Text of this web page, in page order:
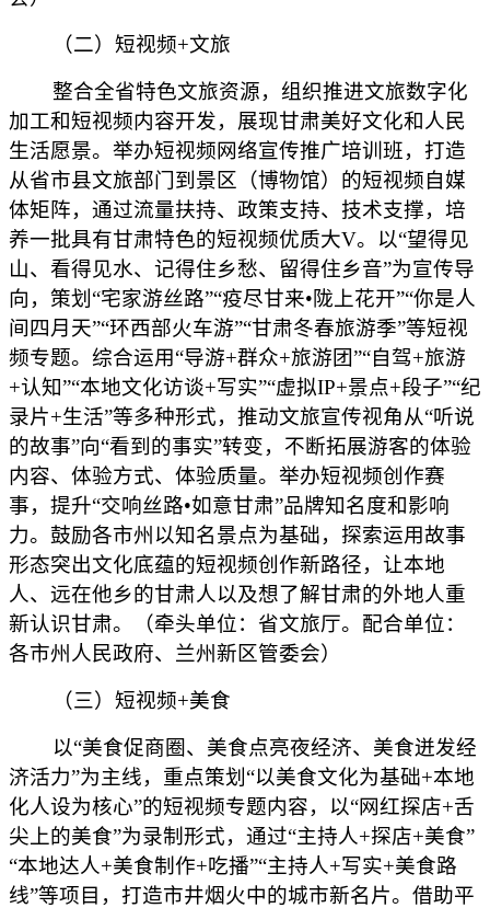
（二）短视频+文旅
整合全省特色文旅资源，组织推进文旅数字化
加工和短视频内容开发，展现甘肃美好文化和人民
生活愿景。举办短视频网络宣传推广培训班，打造
从省市县文旅部门到景区（博物馆）的短视频自媒
体矩阵，通过流量扶持、政策支持、技术支撑，培
养一批具有甘肃特色的短视频优质大V。以“望得见
山、看得见水、记得住乡愁、留得住乡音”为宣传导
向，策划“宅家游丝路”“疫尽甘来•陇上花开”“你是人
间四月天”“环西部火车游”“甘肃冬春旅游季”等短视
频专题。综合运用“导游+群众+旅游团”“自驾+旅游
+认知”“本地文化访谈+写实”“虚拟IP+景点+段子”“纪
录片+生活”等多种形式，推动文旅宣传视角从“听说
的故事”向“看到的事实”转变，不断拓展游客的体验
内容、体验方式、体验质量。举办短视频创作赛
事，提升“交响丝路•如意甘肃”品牌知名度和影响
力。鼓励各市州以知名景点为基础，探索运用故事
形态突出文化底蕴的短视频创作新路径，让本地
人、远在他乡的甘肃人以及想了解甘肃的外地人重
新认识甘肃。（牵头单位：省文旅厅。配合单位：
各市州人民政府、兰州新区管委会）
（三）短视频+美食
以“美食促商圈、美食点亮夜经济、美食迸发经
济活力”为主线，重点策划“以美食文化为基础+本地
化人设为核心”的短视频专题内容，以“网红探店+舌
尖上的美食”为录制形式，通过“主持人+探店+美食”
“本地达人+美食制作+吃播”“主持人+写实+美食路
线”等项目，打造市井烟火中的城市新名片。借助平